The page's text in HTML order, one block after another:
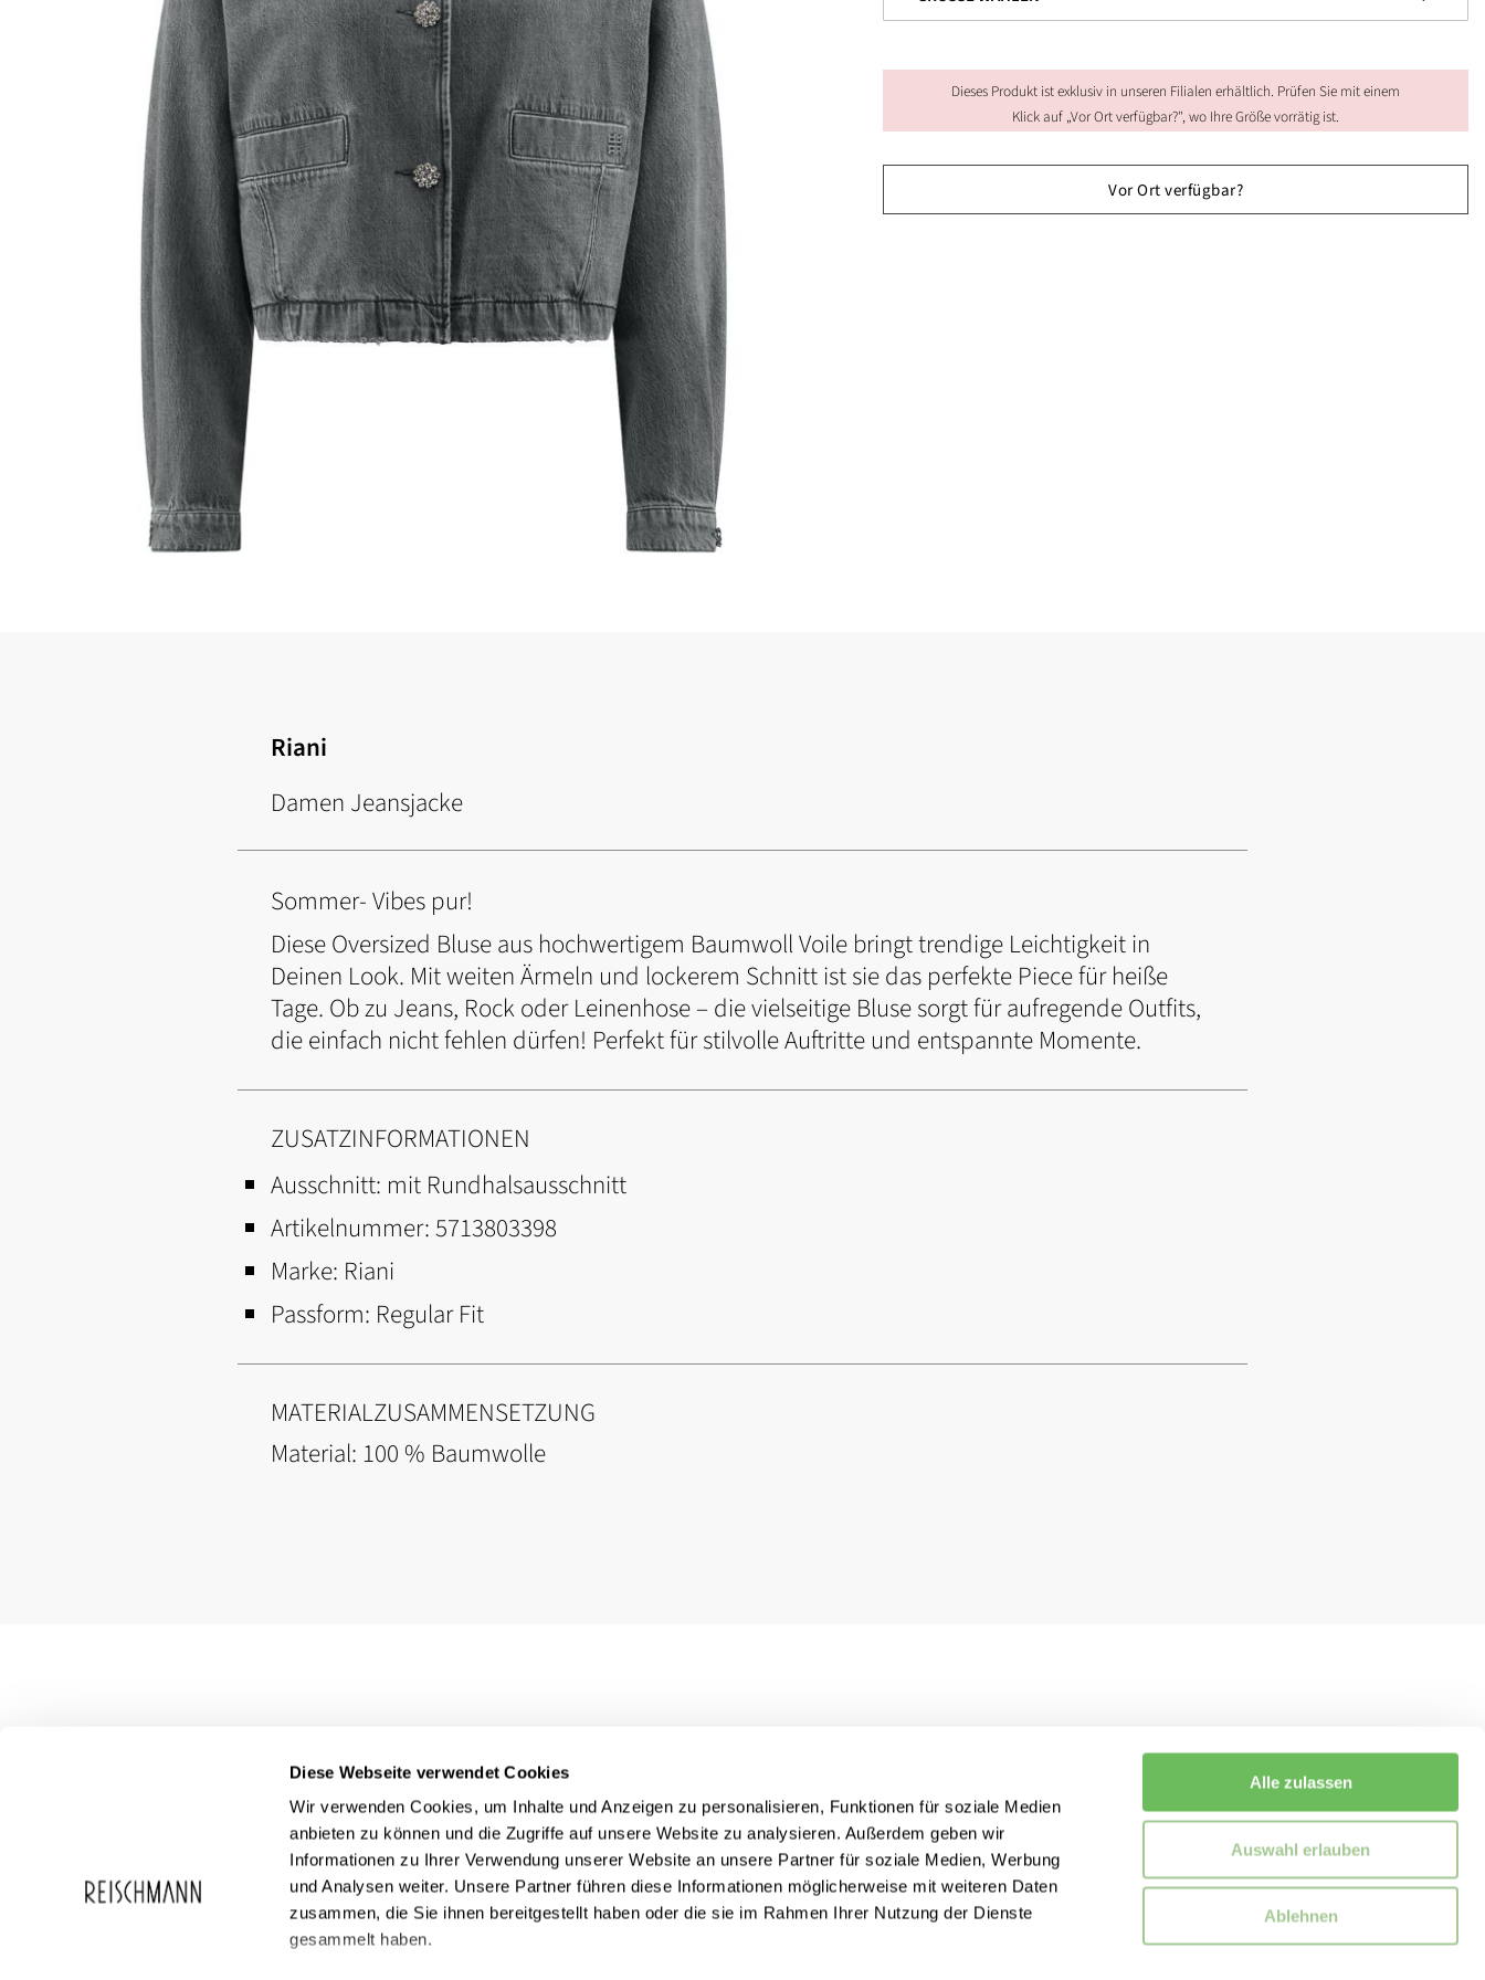
Diese Webseite verwendet Cookies
Wir verwenden Cookies, um Inhalte und Anzeigen zu personalisieren, Funktionen für soziale Medien
anbieten zu können und die Zugriffe auf unsere Website zu analysieren. Außerdem geben wir
Informationen zu Ihrer Verwendung unserer Website an unsere Partner für soziale Medien, Werbung
und Analysen weiter. Unsere Partner führen diese Informationen möglicherweise mit weiteren Daten
zusammen, die Sie ihnen bereitgestellt haben oder die sie im Rahmen Ihrer Nutzung der Dienste
gesammelt haben.
Alle zulassen
Auswahl erlauben
Ablehnen
Dieses Produkt ist exklusiv in unseren Filialen erhältlich. Prüfen Sie mit einem
Klick auf „Vor Ort verfügbar?", wo Ihre Größe vorrätig ist.
Vor Ort verfügbar?
Riani
Damen Jeansjacke
Sommer- Vibes pur!
Diese Oversized Bluse aus hochwertigem Baumwoll Voile bringt trendige Leichtigkeit in
Deinen Look. Mit weiten Ärmeln und lockerem Schnitt ist sie das perfekte Piece für heiße
Tage. Ob zu Jeans, Rock oder Leinenhose – die vielseitige Bluse sorgt für aufregende Outfits,
die einfach nicht fehlen dürfen! Perfekt für stilvolle Auftritte und entspannte Momente.
ZUSATZINFORMATIONEN
Ausschnitt: mit Rundhalsausschnitt
Artikelnummer:5713803398
Marke: Riani
Passform: Regular Fit
MATERIALZUSAMMENSETZUNG
Material: 100 % Baumwolle
Reischmann
Über Reischmann